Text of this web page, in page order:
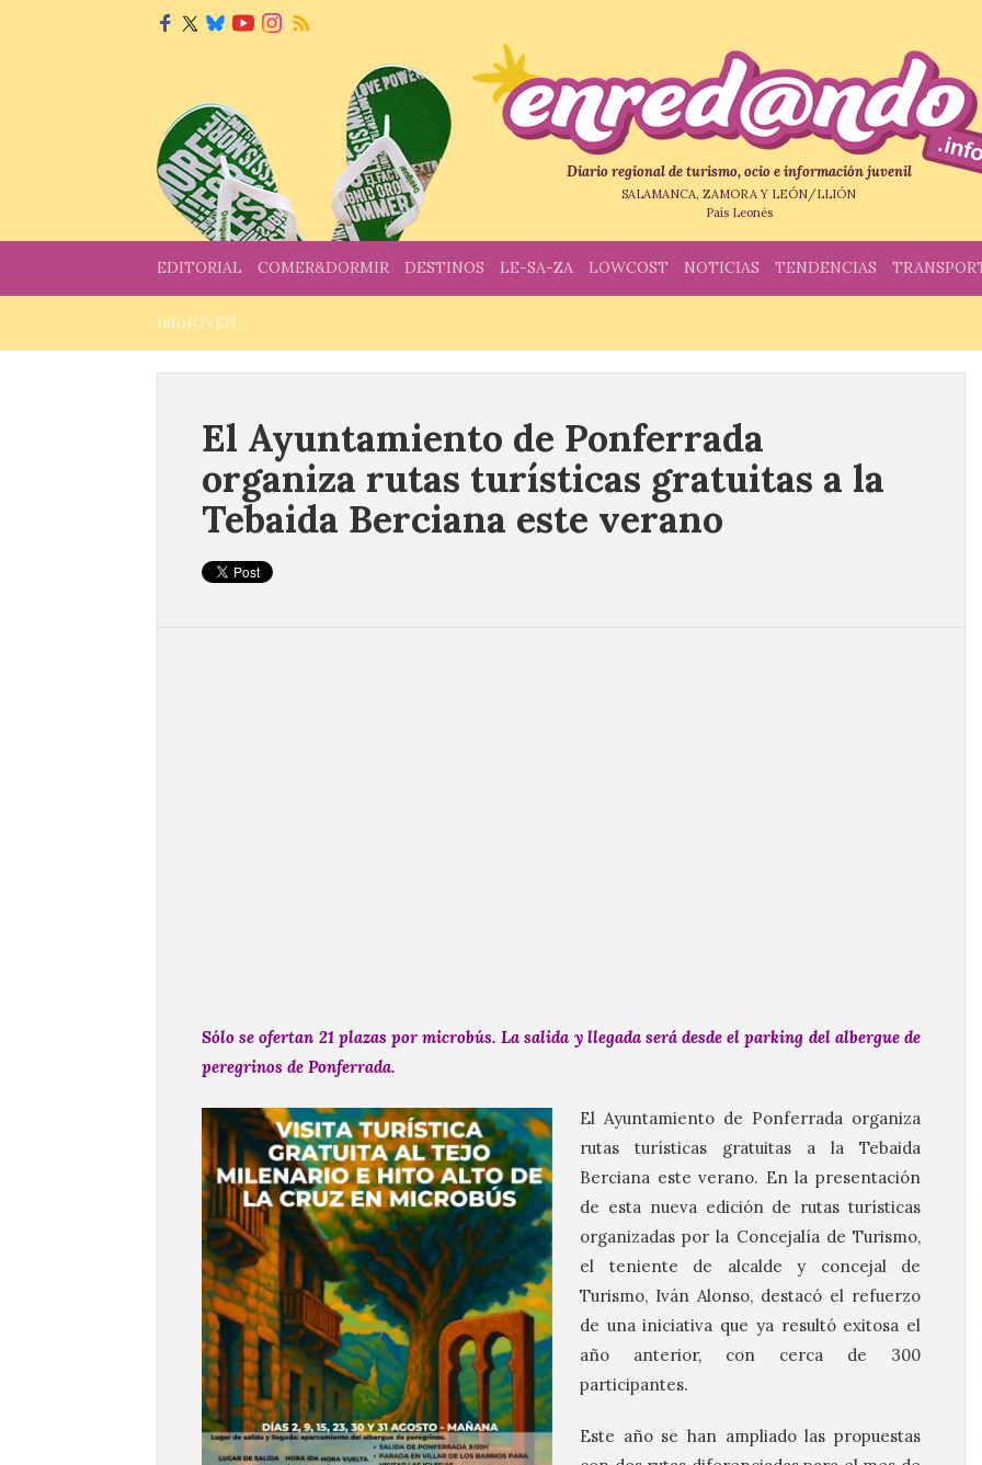
Diario regional de turismo, ocio e información juvenil
SALAMANCA, ZAMORA Y LEÓN/LLIÓN
País Leonés
EDITORIAL COMER&DORMIR DESTINOS LE-SA-ZA LOWCOST NOTICIAS TENDENCIAS
InfoJOVEN
El Ayuntamiento de Ponferrada
organiza rutas turísticas gratuitas a la
Tebaida Berciana este verano
Sólo se ofertan 21 plazas por microbús. La salida y llegada será desde el parking del albergue de
peregrinos de Ponferrada.
El Ayuntamiento de Ponferrada organiza
rutas turísticas gratuitas a la Tebaida
Berciana este verano. En la presentación
de esta nueva edición de rutas turísticas
organizadas por la Concejalía de Turismo,
el teniente de alcalde y concejal de
Turismo, Iván Alonso, destacó el refuerzo
de una iniciativa que ya resultó exitosa el
año anterior, con cerca de 300
participantes.
Este año se han ampliado las propuestas